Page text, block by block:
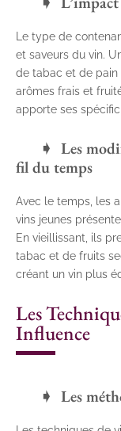
Le type de
et saveurs du vin.
de tabac et de pain
arômes frais et
apporte ses
Les
fil du temps
Avec le temps, les
vins jeunes
En vieillissant, ils
tabac et de fruits
créant un vin plus
Les
Influence
Les